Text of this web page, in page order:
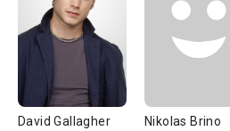
David Gallagher Nikolas Brino